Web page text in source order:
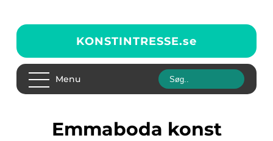
KONSTINTRESSE.se
Menu
emmaboda konst